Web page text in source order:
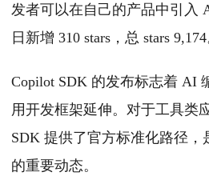
发者可以在自己的产品中引入
日新增 310 stars，总 stars 9,174
Copilot SDK 的发布标志着 AI
用开发框架延伸。对于工具类
SDK 提供了官方标准化路径
的重要动态。